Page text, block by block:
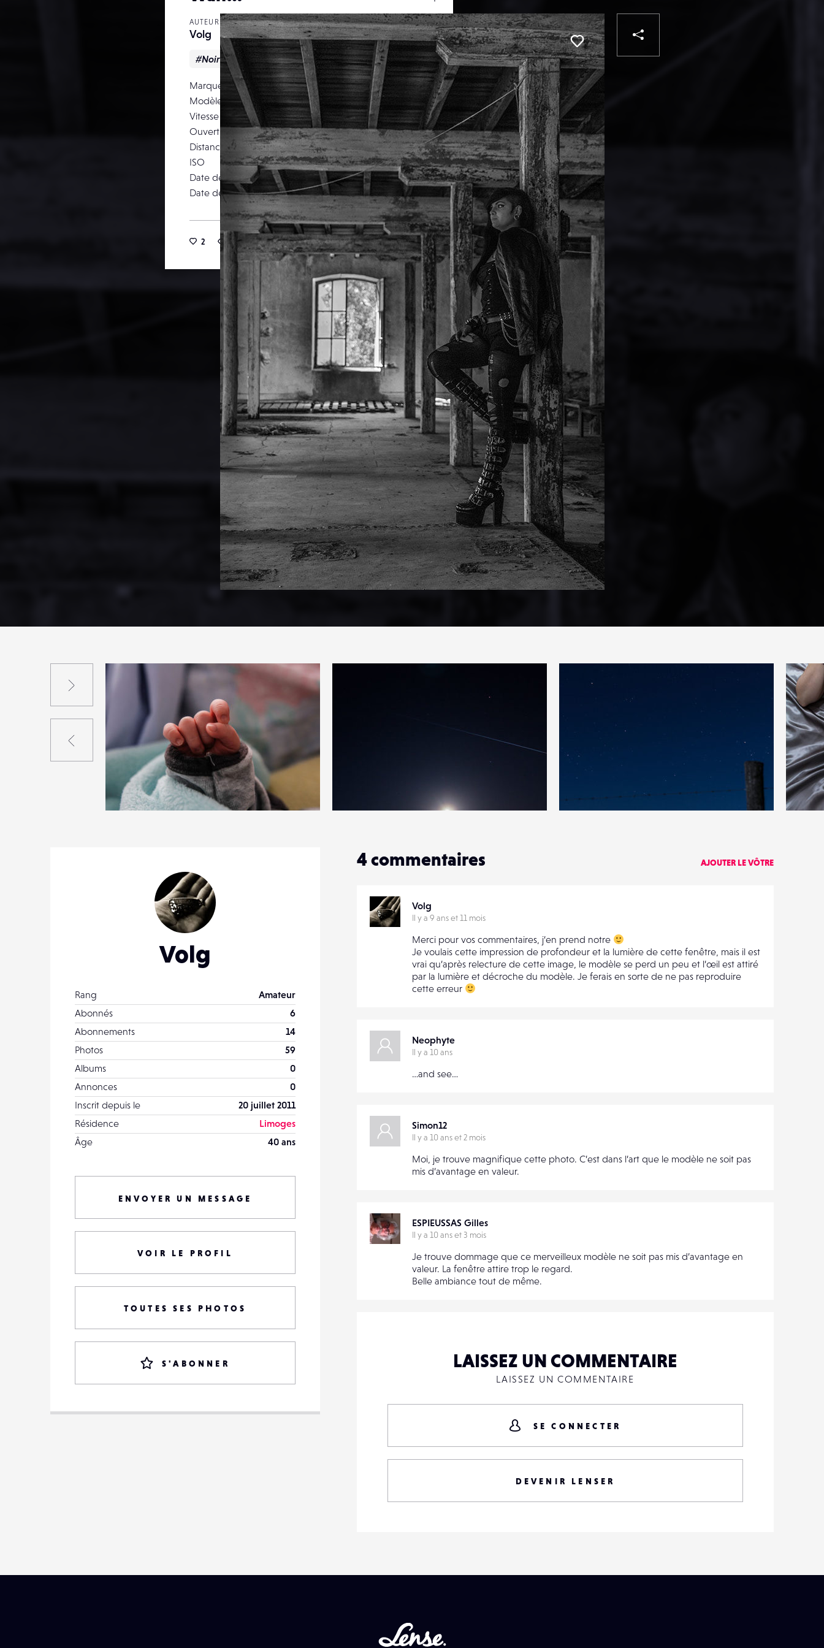
AUTEUR
Volg
#Noir & blanc #Portrait
Marque
Canon
Modèle
Canon EOS 60D
Vitesse d’obturation
1/500
Ouverture
3.5
Distance focale
37 mm
ISO
400
Date de prise de vue
29 avril 2015
Date de publication
29 avril 2016
2 16 4
/
Fermer
Liker
1
13 16 18
Suivant
Précédent
Volg
Rang
Amateur
Abonnés
6
Abonnements
14
Photos
59
Albums
0
Annonces
0
Inscrit depuis le
20 juillet 2011
Résidence
Limoges
Âge
40 ans
ENVOYER UN MESSAGE
VOIR LE PROFIL
TOUTES SES PHOTOS
S'ABONNER
4commentaires AJOUTER LE VÔTRE
Volg
Il y a 9 ans et 11 mois
Merci pour vos commentaires, j’en prend notre
Je voulais cette impression de profondeur et la lumière de cette fenêtre, mais il est
vrai qu’après relecture de cette image, le modèle se perd un peu et l’œil est attiré
par la lumière et décroche du modèle. Je ferais en sorte de ne pas reproduire
cette erreur
Neophyte
Il y a 10 ans
…and see…
Simon12
Il y a 10 ans et 2 mois
Moi, je trouve magnifique cette photo. C’est dans l’art que le modèle ne soit pas
mis d’avantage en valeur.
ESPIEUSSAS Gilles
Il y a 10 ans et 3 mois
Je trouve dommage que ce merveilleux modèle ne soit pas mis d’avantage en
valeur. La fenêtre attire trop le regard.
Belle ambiance tout de même.
LAISSEZ UN COMMENTAIRE
LAISSEZ UN COMMENTAIRE
SE CONNECTER
DEVENIR LENSER